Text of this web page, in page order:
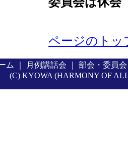
ページのトッ
ム 月例講話会 部会・委員会
(C) KYOWA (HARMONY OF